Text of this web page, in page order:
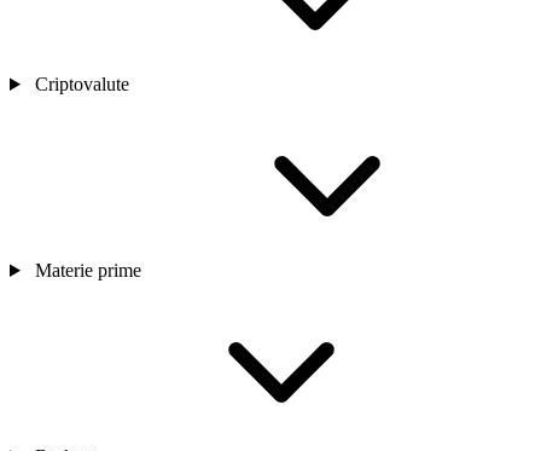
Criptovalute
Materie prime